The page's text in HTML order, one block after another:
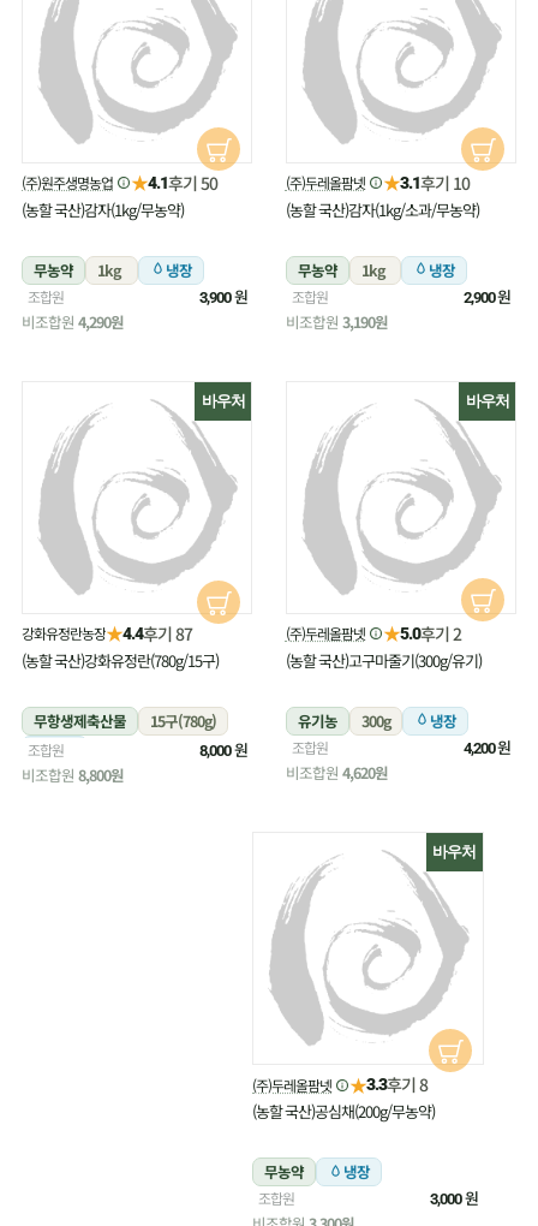
(주)원주생명농업 ★4.1후기 50
(농할 국산)감자(1kg/무농약)
무농약 1kg 냉장
조합원 3,900원
비조합원 4,290원
(주)두레올팜넷 ★3.1후기 10
(농할 국산)감자(1kg/소과/무농약)
무농약 1kg 냉장
조합원 2,900원
비조합원 3,190원
바우처
강화유정란농장★4.4후기 87
(농할 국산)강화유정란(780g/15구)
무항생제축산물
15구(780g)
냉장
조합원 8,000원
비조합원 8,800원
바우처
(주)두레올팜넷 ★5.0후기 2
(농할 국산)고구마줄기(300g/유기)
유기농 300g 냉장
조합원 4,200원
비조합원 4,620원
바우처
(주)두레올팜넷 ★3.3후기 8
(농할 국산)공심채(200g/무농약)
무농약 냉장
조합원 3,000원